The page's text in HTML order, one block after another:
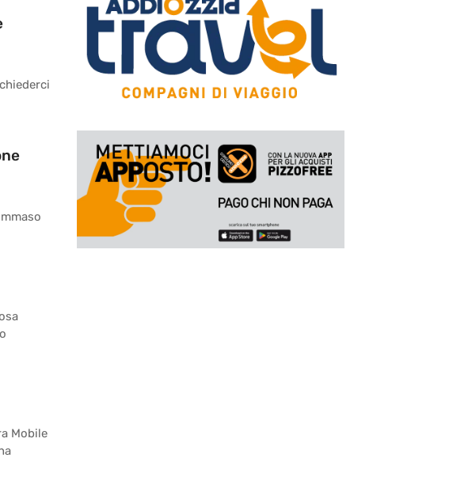
Mobile